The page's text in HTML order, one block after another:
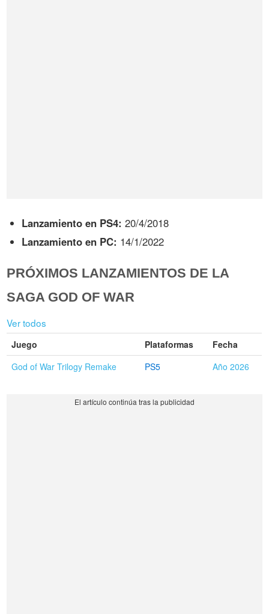
Lanzamiento en PS4: 20/4/2018
Lanzamiento en PC: 14/1/2022
PRÓXIMOS LANZAMIENTOS DE LA
SAGA GOD OF WAR
Ver todos
Juego Plataformas
Fecha
God of War Trilogy Remake
PS5 Año 2026